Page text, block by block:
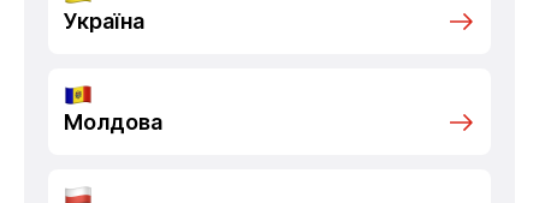
Україна
Молдова